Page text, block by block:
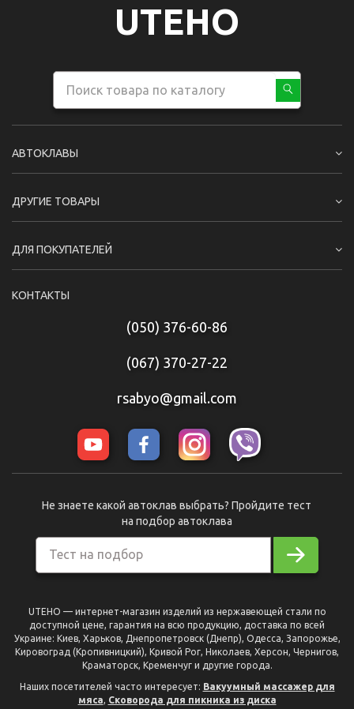
UTEHO
АВТОКЛАВЫ
ДРУГИЕ ТОВАРЫ
ДЛЯ ПОКУПАТЕЛЕЙ
КОНТАКТЫ
(050) 376-60-86
(067) 370-27-22
rsabyo@gmail.com
Тест на подбор
Не знаете какой автоклав выбрать? Пройдите тест
на подбор автоклава
UTEHO — интернет-магазин изделий из нержавеющей стали по
доступной цене, гарантия на всю продукцию, доставка по всей
Украине: Киев, Харьков, Днепропетровск (Днепр), Одесса, Запорожье,
Кировоград (Кропивницкий), Кривой Рог, Николаев, Херсон, Чернигов,
Краматорск, Кременчуг и другие города.
Наших посетителей часто интересует: Вакуумный массажер для
мяса, Сковорода для пикника из диска